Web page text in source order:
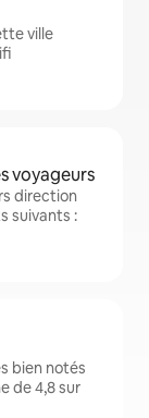
ville
voyageurs
direction
suivants :
bien notés
de 4,8 sur